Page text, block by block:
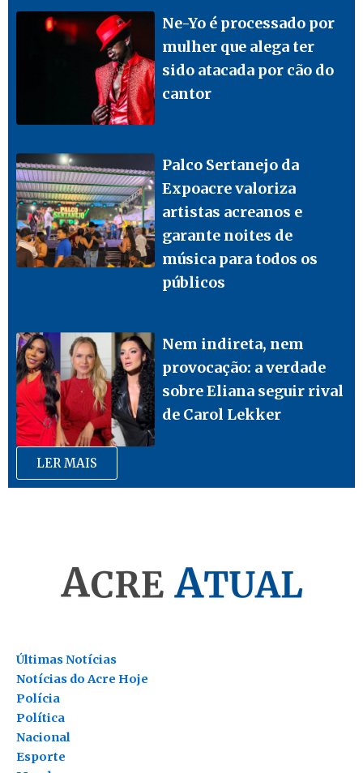
Ne-Yo é processado por
mulher que alega ter
sido atacada por cão do
cantor
Palco Sertanejo da
Expoacre valoriza
artistas acreanos e
garante noites de
música para todos os
públicos
Nem indireta, nem
provocação: a verdade
sobre Eliana seguir rival
de Carol Lekker
LER MAIS
Últimas Notícias
Notícias do Acre Hoje
Polícia
Política
Nacional
Esporte